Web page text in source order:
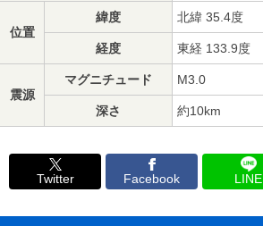
位置
緯度 北緯 35.4度
経度 東経 133.9度
震源
マグニチュード M3.0
深さ 約10km
Twitter Facebook LINE